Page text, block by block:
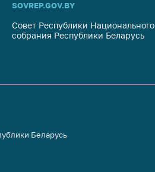
SOVREP.GOV.BY
Совет Республики Национального
собрания Республики Беларусь
Беларусь